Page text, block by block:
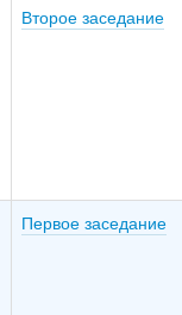
Второе заседание
Первое заседание